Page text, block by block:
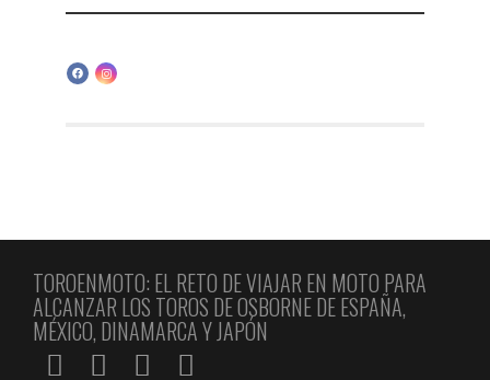
TOROENMOTO: EL RETO DE VIAJAR EN MOTO PARA
ALCANZAR LOS TOROS DE OSBORNE DE ESPAÑA,
MÉXICO, DINAMARCA Y JAPÓN